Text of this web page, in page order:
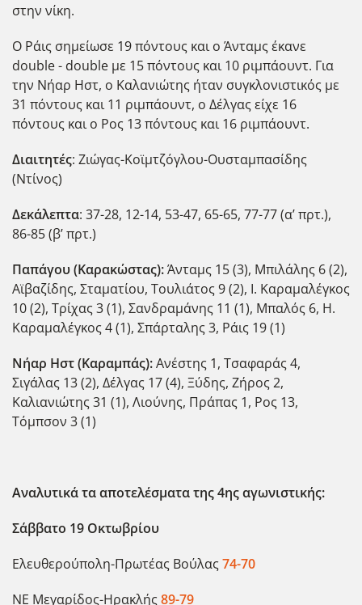
στην νίκη.
Ο Ράις σημείωσε 19 πόντους και ο Άνταμς έκανε
double - double με 15 πόντους και 10 ριμπάουντ. Για
την Νήαρ Ηστ, ο Καλανιώτης ήταν συγκλονιστικός με
31 πόντους και 11 ριμπάουντ, ο Δέλγας είχε 16
πόντους και ο Ρος 13 πόντους και 16 ριμπάουντ.
Διαιτητές: Ζιώγας-Κοϊμτζόγλου-Ουσταμπασίδης
(Ντίνος)
Δεκάλεπτα: 37-28, 12-14, 53-47, 65-65, 77-77 (α’ πρτ.),
86-85 (β’ πρτ.)
Παπάγου (Καρακώστας):Άνταμς 15 (3), Μπιλάλης 6 (2),
Αϊβαζίδης, Σταματίου, Τουλιάτος 9 (2), Ι. Καραμαλέγκος
10 (2), Τρίχας 3 (1), Σανδραμάνης 11 (1), Μπαλός 6, Η.
Καραμαλέγκος 4 (1), Σπάρταλης 3, Ράις 19 (1)
Νήαρ Ηστ (Καραμπάς):Ανέστης 1, Τσαφαράς 4,
Σιγάλας 13 (2), Δέλγας 17 (4), Ξύδης, Ζήρος 2,
Καλιανιώτης 31 (1), Λιούνης, Πράπας 1, Ρος 13,
Τόμπσον 3 (1)
Αναλυτικά τα αποτελέσματα της 4ης αγωνιστικής:
Σάββατο 19 Οκτωβρίου
Ελευθερούπολη-Πρωτέας Βούλας74-70
ΝΕ Μεγαρίδος-Ηρακλής89-79